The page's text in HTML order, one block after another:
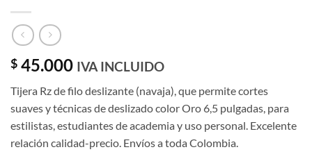
$ 45.000 IVA INCLUIDO
Tijera Rz de filo deslizante (navaja), que permite cortes
suaves y técnicas de deslizado color Oro 6,5 pulgadas, para
estilistas, estudiantes de academia y uso personal. Excelente
relación calidad-precio. Envíos a toda Colombia.